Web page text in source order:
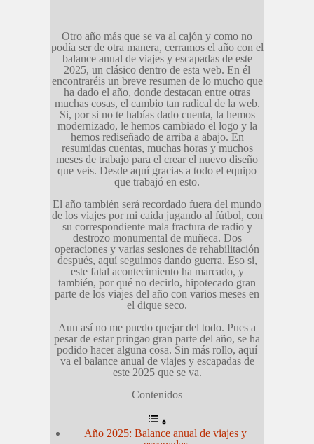
Otro año más que se va al cajón y como no
podía ser de otra manera, cerramos el año con el
balance anual de viajes y escapadas de este
2025, un clásico dentro de esta web. En él
encontraréis un breve resumen de lo mucho que
ha dado el año, donde destacan entre otras
muchas cosas, el cambio tan radical de la web.
Si, por si no te habías dado cuenta, la hemos
modernizado, le hemos cambiado el logo y la
hemos rediseñado de arriba a abajo. En
resumidas cuentas, muchas horas y muchos
meses de trabajo para el crear el nuevo diseño
que veis. Desde aquí gracias a todo el equipo
que trabajó en esto.
El año también será recordado fuera del mundo
de los viajes por mi caida jugando al fútbol, con
su correspondiente mala fractura de radio y
destrozo monumental de muñeca. Dos
operaciones y varias sesiones de rehabilitación
después, aquí seguimos dando guerra. Eso si,
este fatal acontecimiento ha marcado, y
también, por qué no decirlo, hipotecado gran
parte de los viajes del año con varios meses en
el dique seco.
Aun así no me puedo quejar del todo. Pues a
pesar de estar pringao gran parte del año, se ha
podido hacer alguna cosa. Sin más rollo, aquí
va el balance anual de viajes y escapadas de
este 2025 que se va.
Contenidos
Año 2025: Balance anual de viajes y